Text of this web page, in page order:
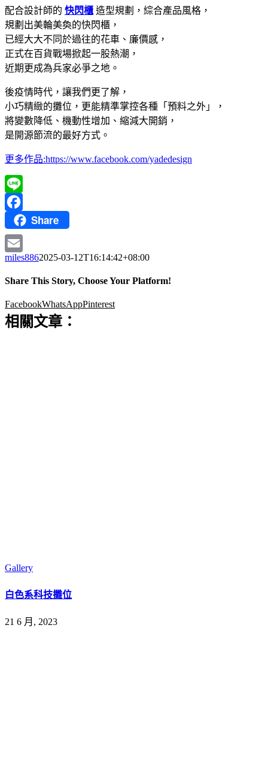
配合設計師的 快閃櫃 造型規劃，綜合產品風格，
規劃出美輪美奐的快閃櫃，
已經大大不同於過往的花車、廉價感，
正式在百貨戰場掀起一股熱潮，
近期更成為兵家必爭之地。
後疫情時代，讓我們更了解，
小巧精緻的攤位，更能精準掌控各種「預料之外」，
將變數降低、機動性增加、縮減大開銷，
是開源節流的最好方式。
更多作品:https://www.facebook.com/yadedesign
Line
FacebookShare
Email
miles8862025-03-12T16:14:42+08:00
Share This Story, Choose Your Platform!
FacebookWhatsAppPinterest
相關文章：
Gallery
白色系科技攤位
21 6 月, 2023